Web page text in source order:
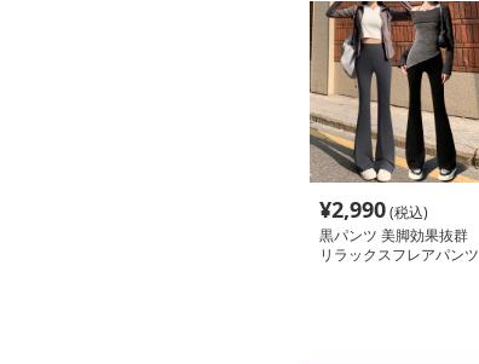
¥2,990(税込)
黒パンツ 美脚効果抜群
リラックスフレアパンツ